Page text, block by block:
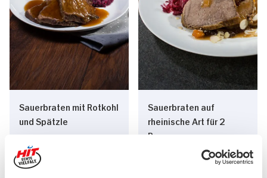
Sauerbraten mit Rotkohl
und Spätzle
130 min
732 kcal p. Portion
Sauerbraten auf
rheinische Art für 2
Personen
469 kcal p. Portion